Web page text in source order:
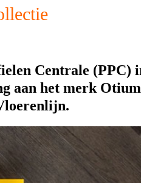
Centrale (PPC)
aan het merk